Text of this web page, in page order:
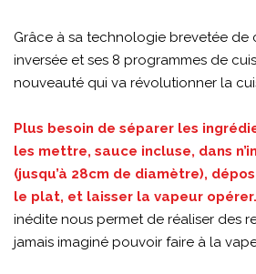
Grâce à sa technologie brevetée de
inversée et ses 8 programmes de
nouveauté qui va révolutionner la
Plus besoin de séparer les
les mettre, sauce incluse, dans
(jusqu’à 28cm de diamètre),
le plat, et laisser la vapeur opérer.
inédite nous permet de réaliser des
jamais imaginé pouvoir faire à la